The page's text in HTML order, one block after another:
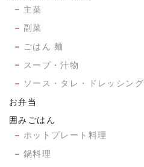
主菜
副菜
ごはん 麺
スープ・汁物
ソース・タレ・ドレッシング
お弁当
囲みごはん
ホットプレート料理
鍋料理